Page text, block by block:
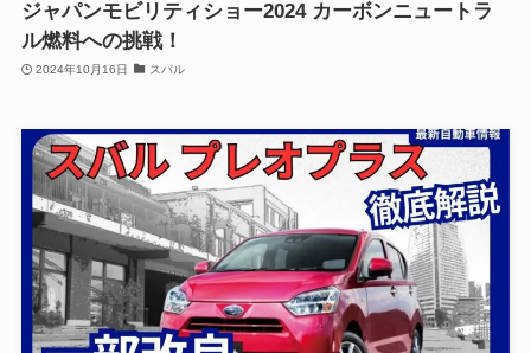
ジャパンモビリティショー2024 カーボンニュートラ
ル燃料への挑戦！
2024年10月16日 スバル